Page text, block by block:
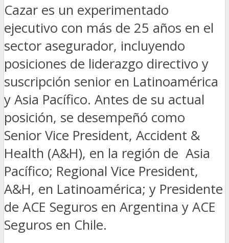
Cazar es un experimentado
ejecutivo con más de 25 años en el
sector asegurador, incluyendo
posiciones de liderazgo directivo y
suscripción senior en Latinoamérica
y Asia Pacífico. Antes de su actual
posición, se desempeñó como
Senior Vice President, Accident &
Health (A&H), en la región de Asia
Pacífico; Regional Vice President,
A&H, en Latinoamérica; y Presidente
de ACE Seguros en Argentina y ACE
Seguros en Chile.